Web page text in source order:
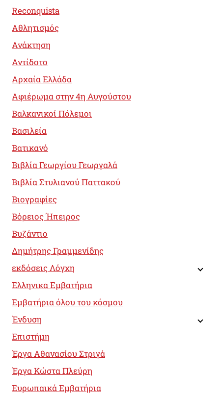
Reconquista
Αθλητισμός
Ανάκτηση
Αντίδοτο
Αρχαία Ελλάδα
Αφιέρωμα στην 4η Αυγούστου
Βαλκανικοί Πόλεμοι
Βασιλεία
Βατικανό
Βιβλία Γεωργίου Γεωργαλά
Βιβλία Στυλιανού Παττακού
Βιογραφίες
Βόρειος Ήπειρος
Βυζάντιο
Δημήτρης Γραμμενίδης
εκδόσεις Λόγχη
Ελληνικα Εμβατήρια
Εμβατήρια όλου του κόσμου
Ένδυση
Επιστήμη
Έργα Αθανασίου Στριγά
Έργα Κώστα Πλεύρη
Ευρωπαικά Εμβατήρια